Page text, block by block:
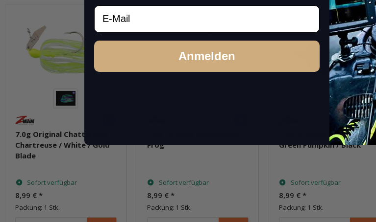
7.0g Original ChatterBait -
Chartreuse / White / Gold
Blade
Sofort verfügbar
8,99 € *
Packung: 1 Stk.
Frog
Sofort verfügbar
8,99 € *
Packung: 1 Stk.
7.0g Original ChatterBait -
Green Pumpkin / Black
Sofort verfügbar
8,99 € *
Packung: 1 Stk.
Email
Anmelden